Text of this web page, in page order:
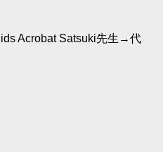
Acrobat Satsuki先生→代